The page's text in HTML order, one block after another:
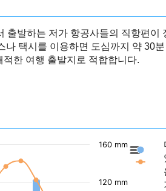
출발하는 저가 항공사들의 직항편
나 택시를 이용하면 도심까지 약 30
한 여행 출발지로 적합합니다.
다
다
120 mm
160 mm